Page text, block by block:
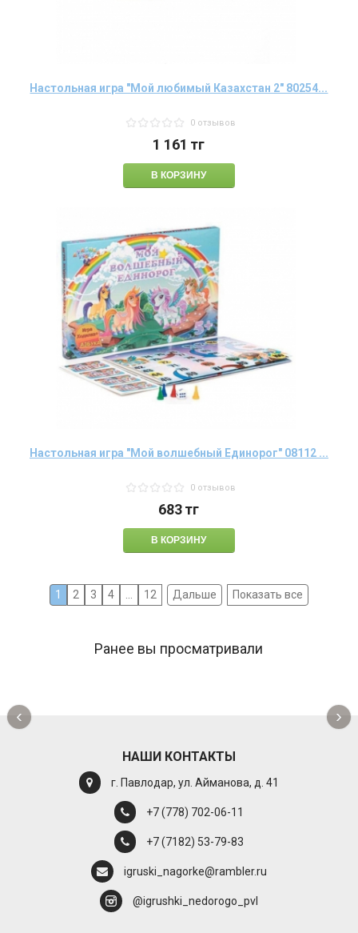
Настольная игра "Мой любимый Казахстан 2" 80254...
0 отзывов
1 161 тг
Настольная игра "Мой волшебный Единорог" 08112 ...
0 отзывов
683тг
1 2 3 4 12 Дальше Показать все
Ранее вы просматривали
‹ ›
НАШИ КОНТАКТЫ
г. Павлодар, ул. Айманова, д. 41
+7 (778) 702-06-11
+7 (7182) 53-79-83
igruski_nagorke@rambler.ru
@igrushki_nedorogo_pvl